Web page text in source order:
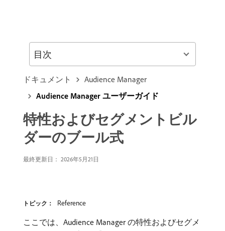
ドキュメント
Audience Manager
Audience Manager ユーザーガイド
特性およびセグメントビル
ダーのブール式
最終更新日： 2026年5月21日
トピック： Reference
ここでは、Audience Manager の特性およびセグメ
目次